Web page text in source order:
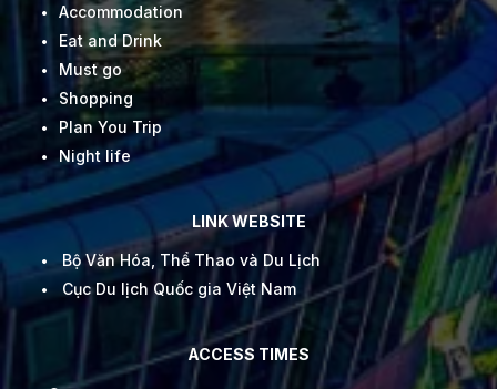
Accommodation
Eat and Drink
Must go
Shopping
Plan You Trip
Night life
LINK WEBSITE
Bộ Văn Hóa, Thể Thao và Du Lịch
Cục Du lịch Quốc gia Việt Nam
ACCESS TIMES